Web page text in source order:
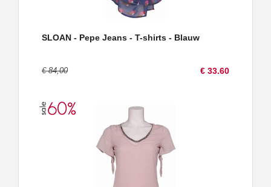
SLOAN - Pepe Jeans - T-shirts - Blauw
€ 84,00 € 33.60